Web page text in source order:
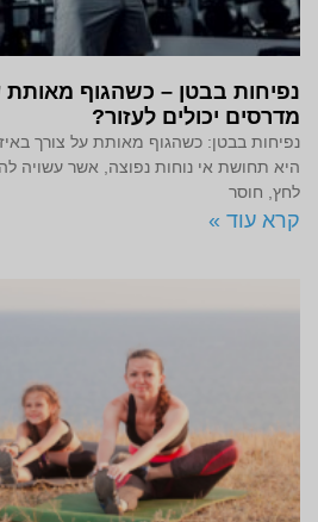
נפיחות בבטן – כשהגוף מאותת
מדרסים יכולים לעזור?
נפיחות בבטן: כשהגוף מאותת על צורך
היא תחושת אי נוחות נפוצה, אשר עשויה
לחץ, חוסר
קרא עוד »